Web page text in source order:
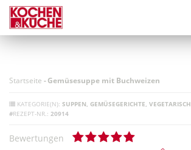
Direkt
zum
Inhalt
Startseite -Gemüsesuppe mit Buchweizen
KATEGORIE(N): SUPPEN GEMÜSEGERICHTE VEGETARISCH
#REZEPT-NR.: 20914
Bewertungen